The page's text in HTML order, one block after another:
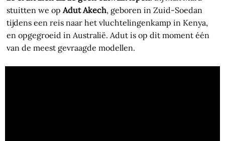
stuitten we opAdut Akech, geboren in Zuid-Soedan
tijdens een reis naar het vluchtelingenkamp in Kenya,
en opgegroeid in Australië. Adut is op dit moment één
van de meest gevraagde modellen.